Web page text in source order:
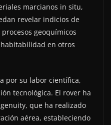
marcianos in situ,
revelar indicios de
geoquímicos
en otros
por su labor científica,
tecnológica. El rover ha
que ha realizado
aérea, estableciendo